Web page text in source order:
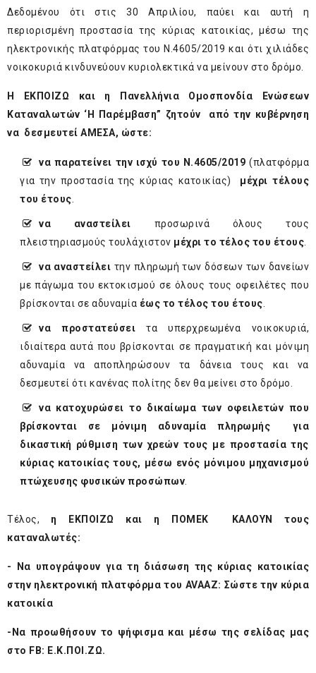
Δεδομένου ότι στις 30 Απριλίου, παύει και αυτή η
περιορισμένη προστασία της κύριας κατοικίας, μέσω της
ηλεκτρονικής πλατφόρμας του Ν.4605/2019 και ότι χιλιάδες
νοικοκυριά κινδυνεύουν κυριολεκτικά να μείνουν στο δρόμο.
Η ΕΚΠΟΙΖΩ και η Πανελλήνια Ομοσπονδία Ενώσεων
Καταναλωτών ‘Η Παρέμβαση” ζητούν από την κυβέρνηση
να δεσμευτεί ΑΜΕΣΑ, ώστε:
να παρατείνει την ισχύ του Ν.4605/2019 (πλατφόρμα
για την προστασία της κύριας κατοικίας) μέχρι τέλους
του έτους.
να αναστείλει προσωρινά όλους τους
πλειστηριασμούς τουλάχιστον μέχρι το τέλος του έτους.
να αναστείλει την πληρωμή των δόσεων των δανείων
με πάγωμα του εκτοκισμού σε όλους τους οφειλέτες που
βρίσκονται σε αδυναμία έως το τέλος του έτους.
να προστατεύσει τα υπερχρεωμένα νοικοκυριά,
ιδιαίτερα αυτά που βρίσκονται σε πραγματική και μόνιμη
αδυναμία να αποπληρώσουν τα δάνεια τους και να
δεσμευτεί ότι κανένας πολίτης δεν θα μείνει στο δρόμο.
να κατοχυρώσει το δικαίωμα των οφειλετών που
βρίσκονται σε μόνιμη αδυναμία πληρωμής για
δικαστική ρύθμιση των χρεών τους με προστασία της
κύριας κατοικίας τους, μέσω ενός μόνιμου μηχανισμού
πτώχευσης φυσικών προσώπων.
Τέλος, η ΕΚΠΟΙΖΩ και η ΠΟΜΕΚ ΚΑΛΟΥΝ τους
καταναλωτές:
- Να υπογράψουν για τη διάσωση της κύριας κατοικίας
στην ηλεκτρονική πλατφόρμα του AVAAZ: Σώστε την κύρια
κατοικία
-Να προωθήσουν το ψήφισμα και μέσω της σελίδας μας
στο FB: Ε.Κ.ΠΟΙ.ΖΩ.